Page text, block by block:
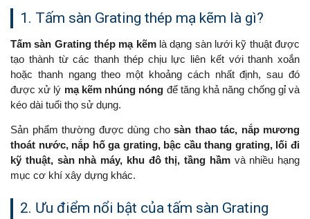
1. Tấm sàn Grating thép mạ kẽm là gì?
Tấm sàn Grating thép mạ kẽmlà dạng sàn lưới kỹ thuật được
tạo thành từ các thanh thép chịu lực liên kết với thanh xoắn
hoặc thanh ngang theo một khoảng cách nhất định, sau đó
được xử lý mạ kẽm nhúng nóng để tăng khả năng chống gỉ và
kéo dài tuổi thọ sử dụng.
Sản phẩm thường được dùng cho sàn thao tác, nắp mương
thoát nước, nắp hố ga grating, bậc cầu thang grating, lối đi
kỹ thuật, sàn nhà máy, khu đô thị, tầng hầmvà nhiều hạng
mục cơ khí xây dựng khác.
2. Ưu điểm nổi bật của tấm sàn Grating